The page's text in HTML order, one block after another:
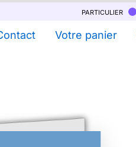
particulier
Votre panier